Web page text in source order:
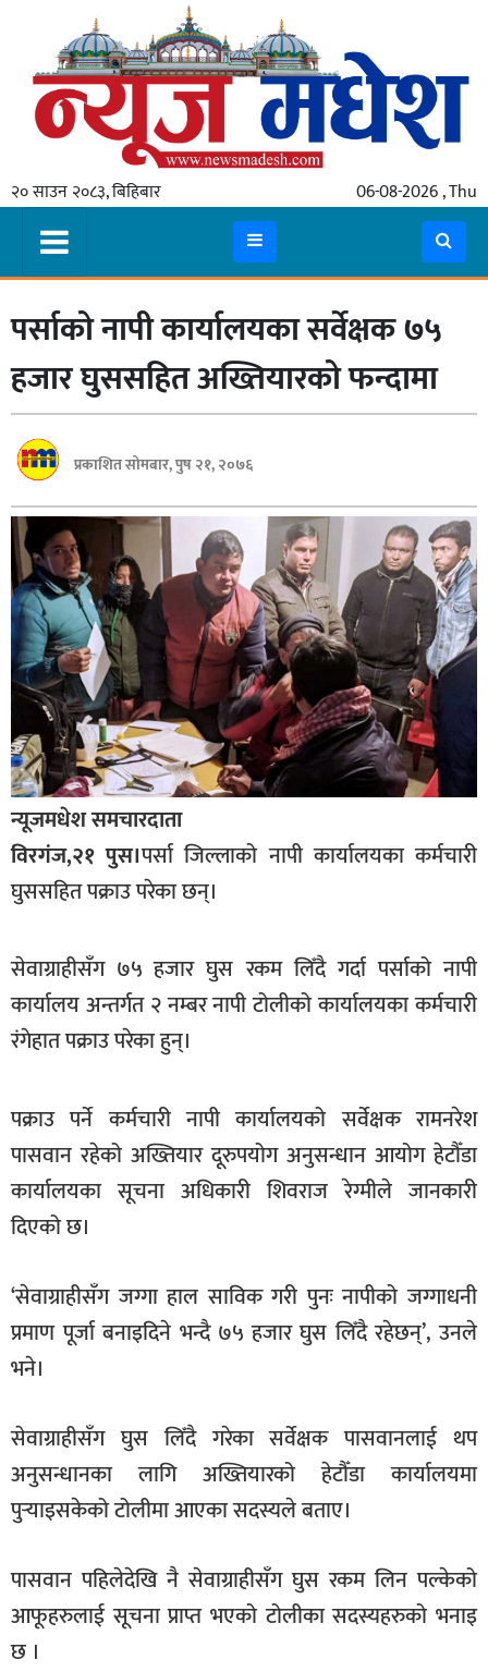
२० साउन २०८३, बिहिबार 06-08-2026 , Thu
गृहपृष्ठ
स्थानीय
प्रदेश
मधेश
प्रदेश
लुम्बिनी
गण्डकी
बागमती
कर्णाली
सुदूरपश्चिम
मधेश
विशेष
राजनीति
प्रमुख
समाचार
राष्ट्रिय
अन्तराष्ट्रिय
अन्तरबार्ता
अर्थ
खेलकुद
मनोरञ्जन
/
भिडियो
अन्य
समाज
विचार
स्वास्थ्य
पर्साको नापी कार्यालयका सर्वेक्षक ७५
हजार घुससहित अख्तियारको फन्दामा
प्रकाशित सोमबार, पुष २१, २०७६
न्यूजमधेश समचारदाता
विरगंज,२१ पुस।पर्सा जिल्लाको नापी कार्यालयका कर्मचारी
घुससहित पक्राउ परेका छन्।
सेवाग्राहीसँग ७५ हजार घुस रकम लिँदै गर्दा पर्साको नापी
कार्यालय अन्तर्गत २ नम्बर नापी टोलीको कार्यालयका कर्मचारी
रंगेहात पक्राउ परेका हुन्।
पक्राउ पर्ने कर्मचारी नापी कार्यालयको सर्वेक्षक रामनरेश
पासवान रहेको अख्तियार दूरुपयोग अनुसन्धान आयोग हेटौँडा
कार्यालयका सूचना अधिकारी शिवराज रेग्मीले जानकारी
दिएको छ।
‘सेवाग्राहीसँग जग्गा हाल साविक गरी पुनः नापीको जग्गाधनी
प्रमाण पूर्जा बनाइदिने भन्दै ७५ हजार घुस लिँदै रहेछन्’, उनले
भने।
सेवाग्राहीसँग घुस लिँदै गरेका सर्वेक्षक पासवानलाई थप
अनुसन्धानका लागि अख्तियारको हेटौँडा कार्यालयमा
पुर्‍याइसकेको टोलीमा आएका सदस्यले बताए।
पासवान पहिलेदेखि नै सेवाग्राहीसँग घुस रकम लिन पल्केको
आफूहरुलाई सूचना प्राप्त भएको टोलीका सदस्यहरुको भनाइ
छ ।